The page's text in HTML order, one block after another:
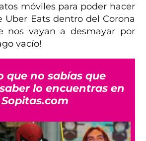
móviles para poder hacer
Uber Eats dentro del Corona
nos vayan a desmayar por
vacío!
que no sabías que
lo encuentras en
Sopitas.com